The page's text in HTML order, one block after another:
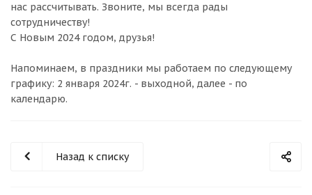
нас рассчитывать. Звоните, мы всегда рады
сотрудничеству!
С Новым 2024 годом, друзья!
Напоминаем, в праздники мы работаем по следующему
графику: 2 января 2024г. - выходной, далее - по
календарю.
Назад к списку